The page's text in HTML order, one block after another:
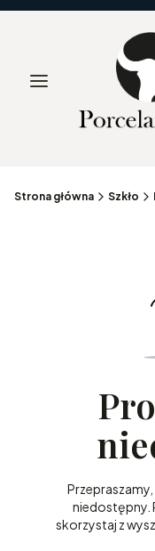
Menu
Strona główna Szkło
niedostępny.
skorzystaj z